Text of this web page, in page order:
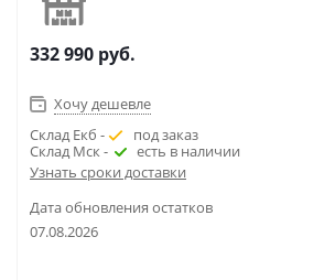
332 990 руб.
Хочу дешевле
Склад Екб -
под заказ
Склад Мск -
есть в наличии
Узнать сроки доставки
Дата обновления остатков
07.08.2026